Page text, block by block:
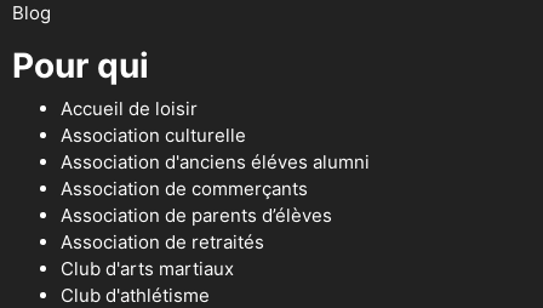
Blog
Pour qui
Accueil de loisir
Association culturelle
Association d'anciens éléves alumni
Association de commerçants
Association de parents d’élèves
Association de retraités
Club d'arts martiaux
Club d'athlétisme